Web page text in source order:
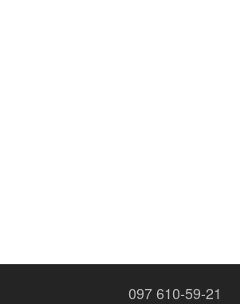
097 610-59-21